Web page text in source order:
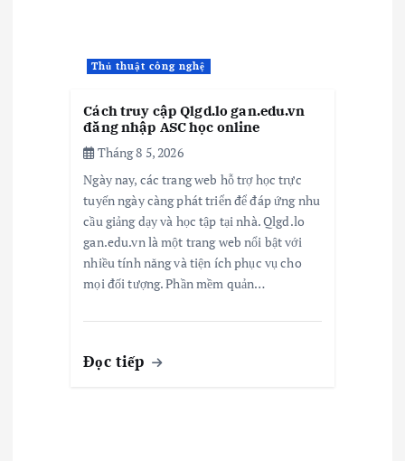
Thủ thuật công nghệ
Cách truy cập Qlgd.lo gan.edu.vn
đăng nhập ASC học online
Tháng 8 5, 2026
Ngày nay, các trang web hỗ trợ học trực
tuyến ngày càng phát triển để đáp ứng nhu
cầu giảng dạy và học tập tại nhà. Qlgd.lo
gan.edu.vn là một trang web nổi bật với
nhiều tính năng và tiện ích phục vụ cho
mọi đối tượng. Phần mềm quản…
Đọc tiếp